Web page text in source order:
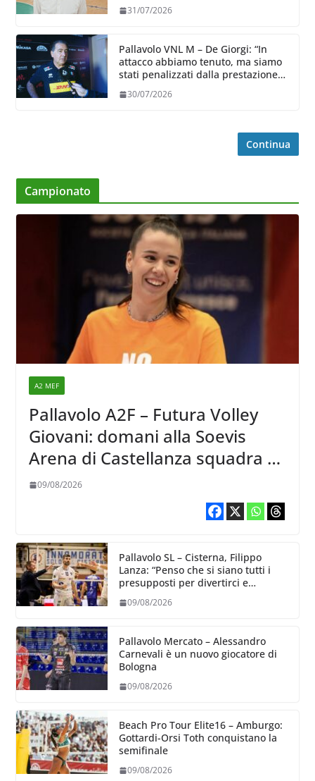
31/07/2026
Pallavolo VNL M – De Giorgi: “In
attacco abbiamo tenuto, ma siamo
stati penalizzati dalla prestazione
30/07/2026
Continua
Campionato
A2 MEF
Pallavolo A2F – Futura Volley
Giovani: domani alla Soevis
Arena di Castellanza squadra al
completo al raduno
09/08/2026
Pallavolo SL – Cisterna, Filippo
Lanza: “Penso che si siano tutti i
presupposti per divertirci e
sappia divertire”
09/08/2026
Pallavolo Mercato – Alessandro
Carnevali è un nuovo giocatore di
Bologna
09/08/2026
Beach Pro Tour Elite16 – Amburgo:
Gottardi-Orsi Toth conquistano la
semifinale
09/08/2026